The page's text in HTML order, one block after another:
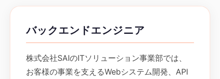
バックエンドエンジニア
株式会社SAIのITソリューション事業部では、
お客様の事業を支えるWebシステム開発、API